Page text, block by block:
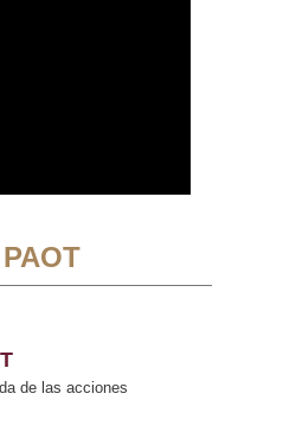
de las acciones